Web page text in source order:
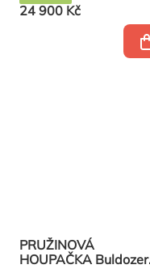
24 900 Kč
PRUŽINOVÁ
HOUPAČKA Buldozer